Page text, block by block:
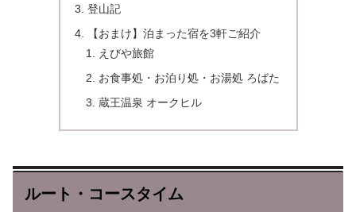
登山記
【おまけ】泊まった宿を3軒ご紹介
えびや旅館
お食事処・お泊り処・お湯処 ろばた
蔵王温泉 オークヒル
ルート・コースタイム